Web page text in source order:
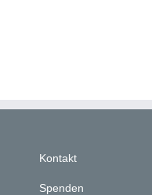
Kontakt
Spenden